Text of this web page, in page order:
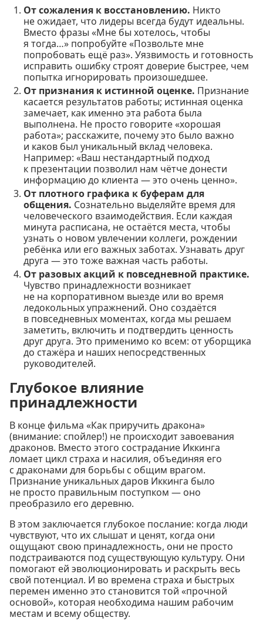
От сожаления к восстановлению. Никто
не ожидает, что лидеры всегда будут идеальны.
Вместо фразы «Мне бы хотелось, чтобы
я тогда…» попробуйте «Позвольте мне
попробовать ещё раз». Уязвимость и готовность
исправить ошибку строят доверие быстрее, чем
попытка игнорировать произошедшее.
От признания к истинной оценке. Признание
касается результатов работы; истинная оценка
замечает, как именно эта работа была
выполнена. Не просто говорите «хорошая
работа»; расскажите, почему это было важно
и каков был уникальный вклад человека.
Например: «Ваш нестандартный подход
к презентации позволил нам чётче донести
информацию до клиента — это очень ценно».
От плотного графика к буферам для
общения. Сознательно выделяйте время для
человеческого взаимодействия. Если каждая
минута расписана, не остаётся места, чтобы
узнать о новом увлечении коллеги, рождении
ребёнка или его важных заботах. Узнавать друг
друга — это тоже важная часть работы.
От разовых акций к повседневной практике.
Чувство принадлежности возникает
не на корпоративном выезде или во время
ледокольных упражнений. Оно создаётся
в повседневных моментах, когда мы решаем
заметить, включить и подтвердить ценность
друг друга. Это применимо ко всем: от уборщика
до стажёра и наших непосредственных
руководителей.
Глубокое влияние
принадлежности
В конце фильма «Как приручить дракона»
(внимание: спойлер!) не происходит завоевания
драконов. Вместо этого сострадание Иккинга
ломает цикл страха и насилия, объединяя его
с драконами для борьбы с общим врагом.
Признание уникальных даров Иккинга было
не просто правильным поступком — оно
преобразило его деревню.
В этом заключается глубокое послание: когда люди
чувствуют, что их слышат и ценят, когда они
ощущают свою принадлежность, они не просто
подстраиваются под существующую культуру. Они
помогают ей эволюционировать и раскрыть весь
свой потенциал. И во времена страха и быстрых
перемен именно это становится той «прочной
основой», которая необходима нашим рабочим
местам и всему обществу.